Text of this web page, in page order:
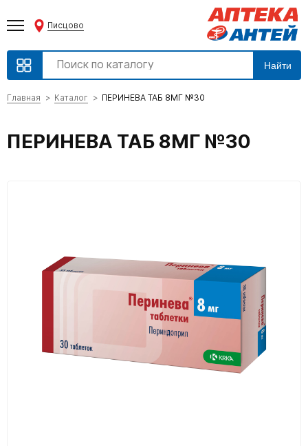
Писцово
Найти
Главная Каталог ПЕРИНЕВА ТАБ 8МГ №30
ПЕРИНЕВА ТАБ 8МГ №30